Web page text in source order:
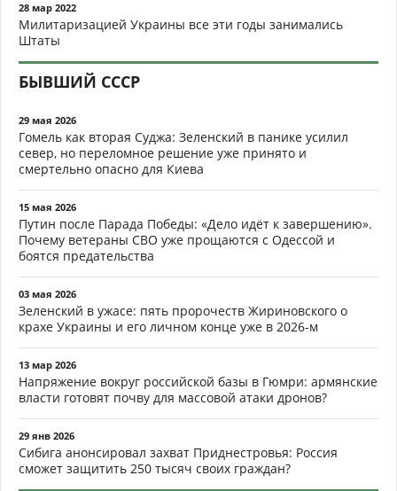
28 мар 2022
Милитаризацией Украины все эти годы занимались
Штаты
БЫВШИЙ СССР
29 мая 2026
Гомель как вторая Суджа: Зеленский в панике усилил
север, но переломное решение уже принято и
смертельно опасно для Киева
15 мая 2026
Путин после Парада Победы: «Дело идёт к завершению».
Почему ветераны СВО уже прощаются с Одессой и
боятся предательства
03 мая 2026
Зеленский в ужасе: пять пророчеств Жириновского о
крахе Украины и его личном конце уже в 2026-м
13 мар 2026
Напряжение вокруг российской базы в Гюмри: армянские
власти готовят почву для массовой атаки дронов?
29 янв 2026
Сибига анонсировал захват Приднестровья: Россия
сможет защитить 250 тысяч своих граждан?